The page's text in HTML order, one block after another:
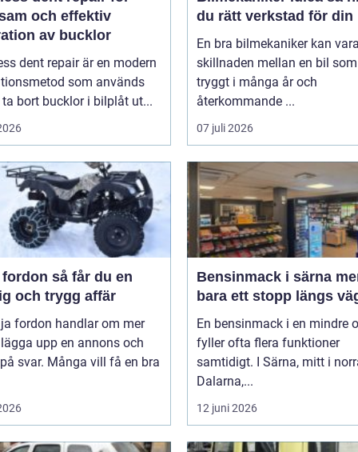
och effektiv
av bucklor
dent repair är en modern
som används
bort bucklor i bilplåt ut...
du rätt verkstad för din
En bra bilmekaniker kan
skillnaden mellan en bil
tryggt i många år och
återkommande ...
07 juli 2026
så får du en
och trygg affär
fordon handlar om mer
upp en annons och
svar. Många vill få en bra
Bensinmack i särna mer än
bara ett stopp längs
En bensinmack i en mindre
fyller ofta flera funktioner
samtidigt. I Särna, mitt i
Dalarna,...
12 juni 2026